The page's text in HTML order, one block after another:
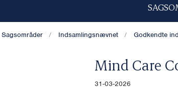
Sagsområder Indsamlingsnævnet Godkendte
Mind Care
31-03-2026